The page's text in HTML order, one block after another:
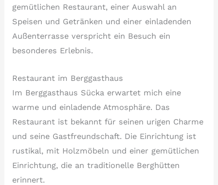
gemütlichen Restaurant, einer Auswahl an
Speisen und Getränken und einer einladenden
Außenterrasse verspricht ein Besuch ein
besonderes Erlebnis.
Restaurant im Berggasthaus
Im Berggasthaus Sücka erwartet mich eine
warme und einladende Atmosphäre. Das
Restaurant ist bekannt für seinen urigen Charme
und seine Gastfreundschaft. Die Einrichtung ist
rustikal, mit Holzmöbeln und einer gemütlichen
Einrichtung, die an traditionelle Berghütten
erinnert.